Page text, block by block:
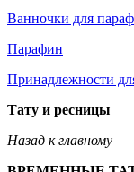
Ванночки для
Парафин
Принадлежности
Тату и ресницы
Назад к главному